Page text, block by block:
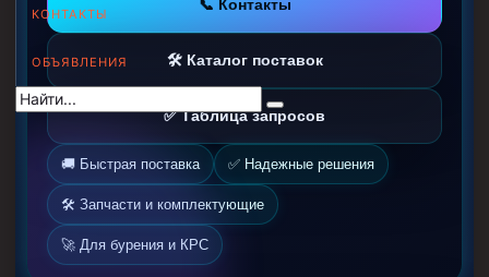
КОНТАКТЫ
ОБЪЯВЛЕНИЯ
Муфта НКВ 73
Муфта НКВ 60
Муфта НКТ 60
Муфта НКВ 89
Муфта НКТ 48
Муфта НКТ 33
Обсадные трубы и муфты к ним
📞 Контакты
🛠️ Каталог поставок
✅ Таблица запросов
🚚 Быстрая поставка ✅ Надежные решения
🛠️ Запчасти и комплектующие
🚀 Для бурения и КРС